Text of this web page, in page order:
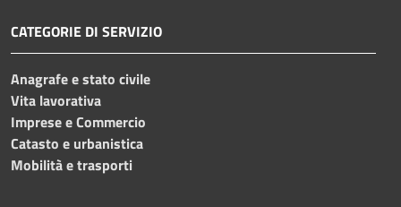
CATEGORIE DI SERVIZIO
Anagrafe e stato civile
Vita lavorativa
Imprese e Commercio
Catasto e urbanistica
Mobilità e trasporti